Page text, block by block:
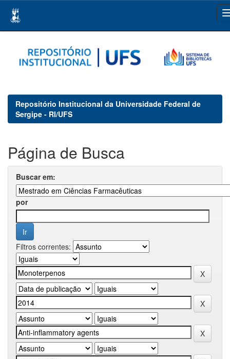
navigation
Repositório Institucional da Universidade Federal de
Sergipe - RI/UFS
Página de Busca
Buscar em:
por
Filtros correntes: